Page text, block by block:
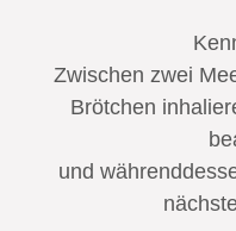
Zwischen zwei
Brötchen
und